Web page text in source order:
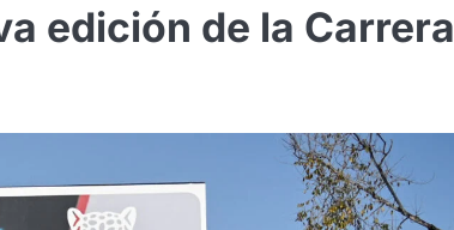
edición de la Carrera